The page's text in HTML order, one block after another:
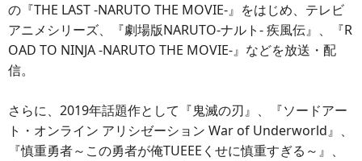
の『THE LAST -NARUTO THE MOVIE-』をはじめ、テレビ
アニメシリーズ、『劇場版NARUTO-ナルト- 疾風伝』、『R
OAD TO NINJA -NARUTO THE MOVIE-』などを放送・配
信。
さらに、2019年話題作として『鬼滅の刃』、『ソードアー
ト・オンライン アリシゼーション War of Underworld』、
『慎重勇者～この勇者が俺TUEEEくせに慎重すぎる～』、